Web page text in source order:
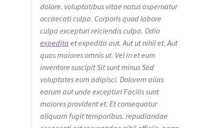
dolore. voluptatibus vitae natus aspernatur
occaecati culpa. Corporis quod labore
culpa excepturi reiciendis culpa. Odio
expedita et expedita aut. Aut ut nihil et. Aut
quas maiores omnis ut. Vel in et eum
inventore suscipit Sit sunt minus Sed
voluptates eum adipisci. Dolorem alias
earum aut unde excepturi Facilis sunt
maiores provident et. Et consequatur
aliquam fugit temporibus. repudiandae